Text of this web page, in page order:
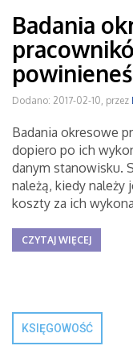
Badania
Dodano: 2017-02-10, przez
Badania okresowe
dopiero po ich
danym stanowisku.
należą, kiedy należy
koszty za ich
CZYTAJ WIĘCEJ
KSIĘGOWOŚĆ